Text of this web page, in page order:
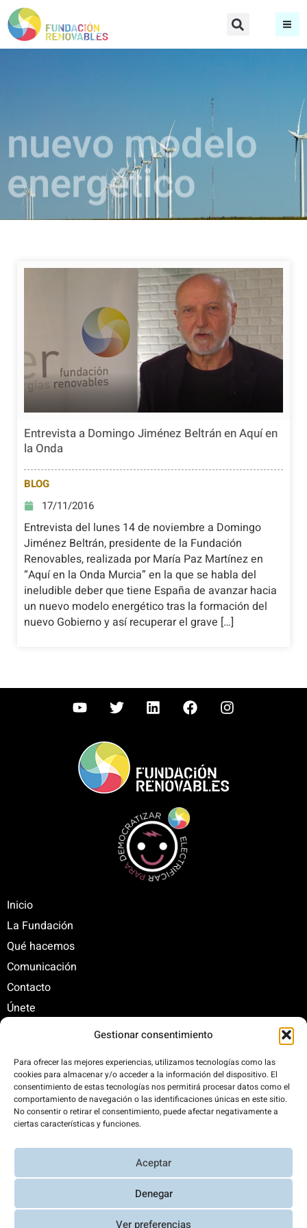
Gestionar consentimiento
Para ofrecer las mejores experiencias, utilizamos tecnologías como las
cookies para almacenar y/o acceder a la información del dispositivo. El
consentimiento de estas tecnologías nos permitirá procesar datos como el
comportamiento de navegación o las identificaciones únicas en este sitio.
No consentir o retirar el consentimiento, puede afectar negativamente a
ciertas características y funciones.
Aceptar
Denegar
Ver preferencias
nuevo modelo
energético
Entrevista a Domingo Jiménez Beltrán en Aquí en
la Onda
BLOG
17/11/2016
Entrevista del lunes 14 de noviembre a Domingo
Jiménez Beltrán, presidente de la Fundación
Renovables, realizada por María Paz Martínez en
“Aquí en la Onda Murcia” en la que se habla del
ineludible deber que tiene España de avanzar hacia
un nuevo modelo energético tras la formación del
nuevo Gobierno y así recuperar el grave […]
Inicio
La Fundación
Qué hacemos
Comunicación
Contacto
Únete
C/ Santa Engracia, 108. 5º Interior. Izda. 28003
+34 625 47 42 11
fundacion@fundacionrenovables.org
comunicacion@fundacionrenovables.org
300%. Web 100% impulsada por energías
renovables.